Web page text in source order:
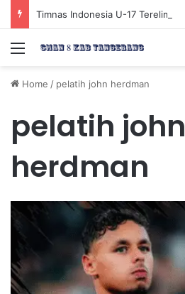
Menu
Home / pelatih john herdman
pelatih john
herdman